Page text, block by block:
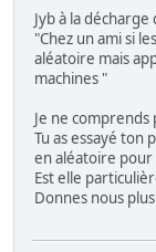
Jyb à la
"Chez un ami si
aléatoire mais
machines "
Je ne comprends
Tu as essayé ton
en aléatoire pour
Est elle
Donnes nous